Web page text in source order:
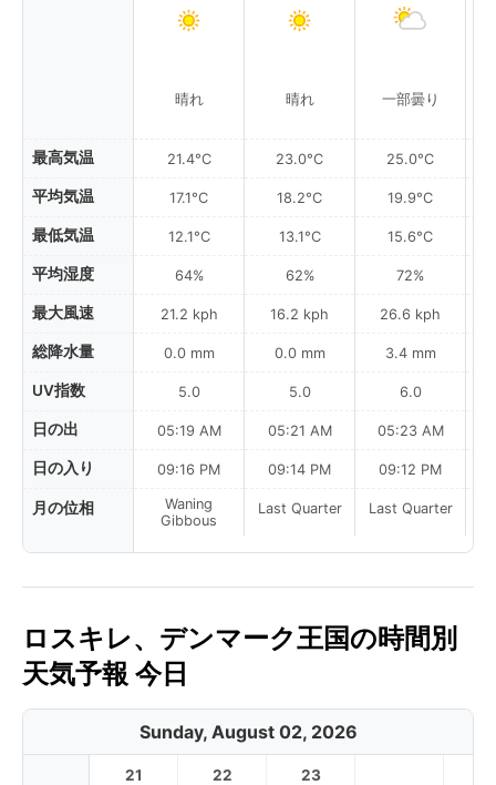
最高気温
平均気温
最低気温
平均湿度
最大風速
総降水量
UV指数
日の出
日の入り
月の位相
晴れ
21.4°C
17.1°C
12.1°C
64%
21.2 kph
0.0 mm
5.0
05:19 AM
09:16 PM
Waning
Gibbous
晴れ
23.0°C
18.2°C
13.1°C
62%
16.2 kph
0.0 mm
5.0
05:21 AM
09:14 PM
Last Quarter
一部曇り
25.0°C
19.9°C
15.6°C
72%
26.6 kph
3.4 mm
6.0
05:23 AM
09:12 PM
Last Quarter
ロスキレ、デンマーク王国の時間別
天気予報 今日
Sunday, August 02, 2026
21 22 23